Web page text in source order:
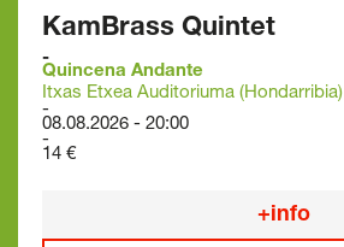
KamBrass Quintet
Quincena Andante
Itxas Etxea Auditoriuma (Hondarribia)
08.08.2026 - 20:00
14 €
+info